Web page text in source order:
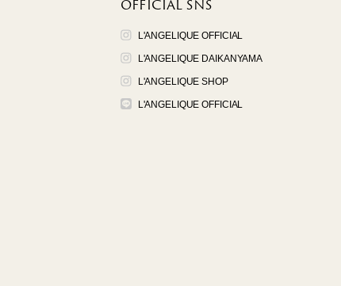
OFFICIAL SNS
L'ANGELIQUE OFFICIAL
L'ANGELIQUE DAIKANYAMA
L'ANGELIQUE SHOP
L'ANGELIQUE OFFICIAL